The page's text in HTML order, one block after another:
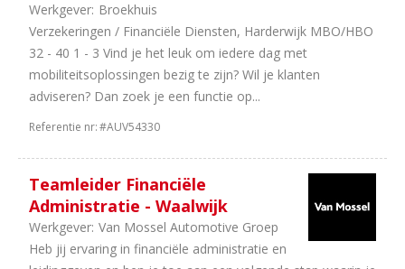
Werkgever: Broekhuis
Verzekeringen / Financiële Diensten, Harderwijk MBO/HBO
32 - 40 1 - 3 Vind je het leuk om iedere dag met
mobiliteitsoplossingen bezig te zijn? Wil je klanten
adviseren? Dan zoek je een functie op...
Referentie nr:#AUV54330
Teamleider Financiële
Administratie - Waalwijk
Werkgever: Van Mossel Automotive Groep
Heb jij ervaring in financiële administratie en